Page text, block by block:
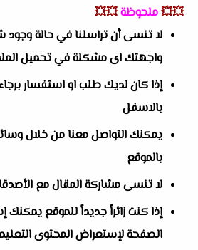
💥💥ملحوظة💥💥
لا تنسى أن تراسلنا في حالة وجود
واجهتك اى مشكلة في تحميل
إذا كان لديك طلب او استفسار
بالاسفل
يمكنك التواصل معنا من خلال
بالموقع
لا تنسى مشاركة المقال مع
إذا كنت زائراً جديداً للموقع يمكنك
الصفحة لإستعراض المحتوى